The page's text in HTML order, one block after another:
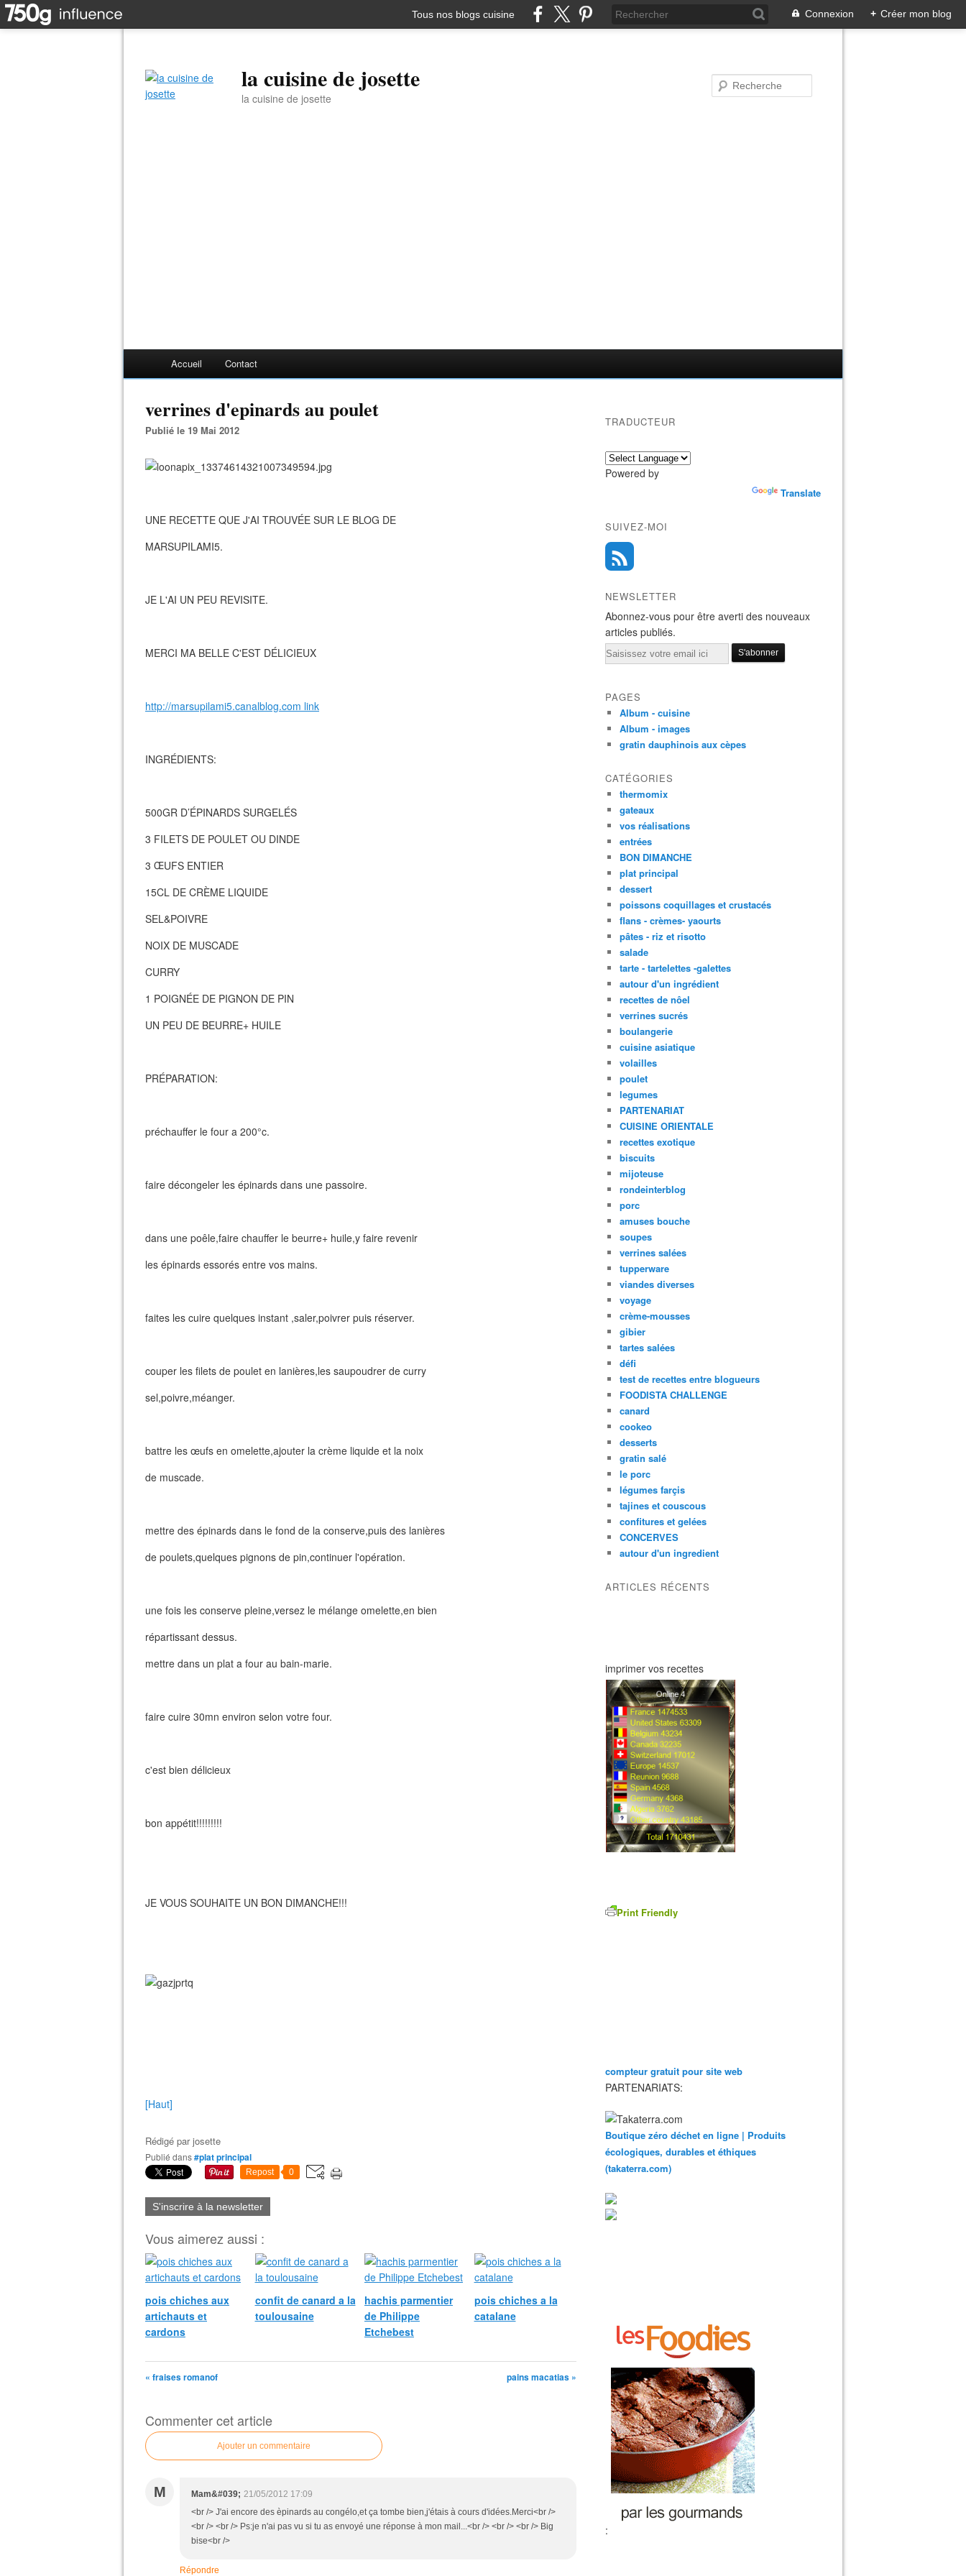
Tous nos blogs cuisine Connexion + Créer mon blog
la cuisine de josette
la cuisine de josette
Accueil Contact
verrines d'epinards au poulet
Publié le 19 Mai 2012
UNE RECETTE QUE J'AI TROUVÉE SUR LE BLOG DE
MARSUPILAMI5.
JE L'AI UN PEU REVISITE.
MERCI MA BELLE C'EST DÉLICIEUX
http://marsupilami5.canalblog.com link
INGRÉDIENTS:
500GR D’ÉPINARDS SURGELÉS
3 FILETS DE POULET OU DINDE
3 ŒUFS ENTIER
15CL DE CRÈME LIQUIDE
SEL&POIVRE
NOIX DE MUSCADE
CURRY
1 POIGNÉE DE PIGNON DE PIN
UN PEU DE BEURRE+ HUILE
PRÉPARATION:
préchauffer le four a 200°c.
faire décongeler les épinards dans une passoire.
dans une poêle,faire chauffer le beurre+ huile,y faire revenir
les épinards essorés entre vos mains.
faites les cuire quelques instant ,saler,poivrer puis réserver.
couper les filets de poulet en lanières,les saupoudrer de curry
sel,poivre,méanger.
battre les œufs en omelette,ajouter la crème liquide et la noix
de muscade.
mettre des épinards dans le fond de la conserve,puis des lanières
de poulets,quelques pignons de pin,continuer l'opération.
une fois les conserve pleine,versez le mélange omelette,en bien
répartissant dessus.
mettre dans un plat a four au bain-marie.
faire cuire 30mn environ selon votre four.
c'est bien délicieux
bon appétit!!!!!!!!!
JE VOUS SOUHAITE UN BON DIMANCHE!!!
[Haut]
Rédigé parjosette
Publié dans#plat principal
Repost 0
S'inscrire à la newsletter
Vous aimerez aussi :
pois chiches aux
artichauts et
cardons
confit de canard a la
toulousaine
hachis parmentier
de Philippe
Etchebest
pois chiches a la
catalane
« fraises romanof pains macatias »
Commenter cet article
Ajouter un commentaire
M Mam&#039; 21/05/2012 17:09
<br /> J'ai encore des èpinards au congélo,et ça tombe bien,j'étais à cours d'idées.Merci<br />
<br /> <br /> Ps:je n'ai pas vu si tu as envoyé une réponse à mon mail...<br /> <br /> <br /> Big
bise<br />
Répondre
TRADUCTEUR
Powered by
Translate
SUIVEZ-MOI
NEWSLETTER
Abonnez-vous pour être averti des nouveaux
articles publiés.
Email
PAGES
Album - cuisine
Album - images
gratin dauphinois aux cèpes
CATÉGORIES
thermomix
gateaux
vos réalisations
entrées
BON DIMANCHE
plat principal
dessert
poissons coquillages et crustacés
flans - crèmes- yaourts
pâtes - riz et risotto
salade
tarte - tartelettes -galettes
autour d'un ingrédient
recettes de nôel
verrines sucrés
boulangerie
cuisine asiatique
volailles
poulet
legumes
PARTENARIAT
CUISINE ORIENTALE
recettes exotique
biscuits
mijoteuse
rondeinterblog
porc
amuses bouche
soupes
verrines salées
tupperware
viandes diverses
voyage
crème-mousses
gibier
tartes salées
défi
test de recettes entre blogueurs
FOODISTA CHALLENGE
canard
cookeo
desserts
gratin salé
le porc
légumes farçis
tajines et couscous
confitures et gelées
CONCERVES
autour d'un ingredient
ARTICLES RÉCENTS
imprimer vos recettes
Print Friendly
compteur gratuit pour site web
PARTENARIATS:
Boutique zéro déchet en ligne | Produits
écologiques, durables et éthiques
(takaterra.com)
: